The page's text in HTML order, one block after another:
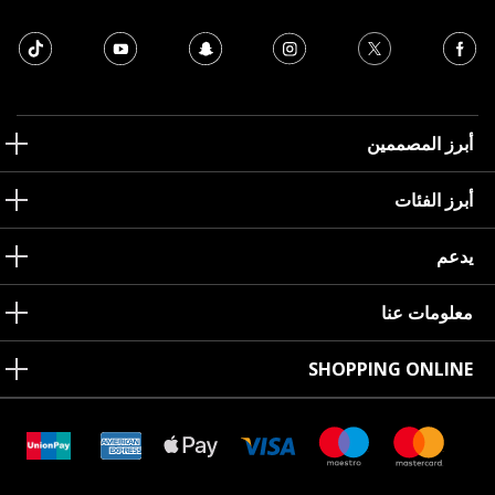
أبرز المصممين
أبرز الفئات
يدعم
معلومات عنا
SHOPPING ONLINE